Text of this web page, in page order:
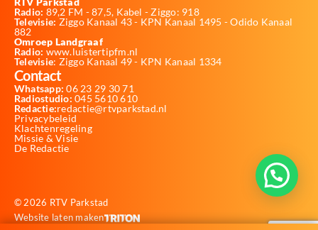
Radio: 89,2 FM - 87,5, Kabel - Ziggo: 918
Televisie: Ziggo Kanaal 43 - KPN Kanaal 1495 - Odido Kanaal
882
Omroep Landgraaf
Radio: www.luistertipfm.nl
Televisie: Ziggo Kanaal 49 - KPN Kanaal 1334
Contact
Whatsapp: 06 23 29 30 71
Radiostudio: 045 5610 610
Redactie:redactie@rtvparkstad.nl
Privacybeleid
Klachtenregeling
Missie & Visie
De Redactie
© 2026 RTV Parkstad
Website laten maken